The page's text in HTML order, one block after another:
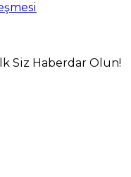
Siz Haberdar Olun!